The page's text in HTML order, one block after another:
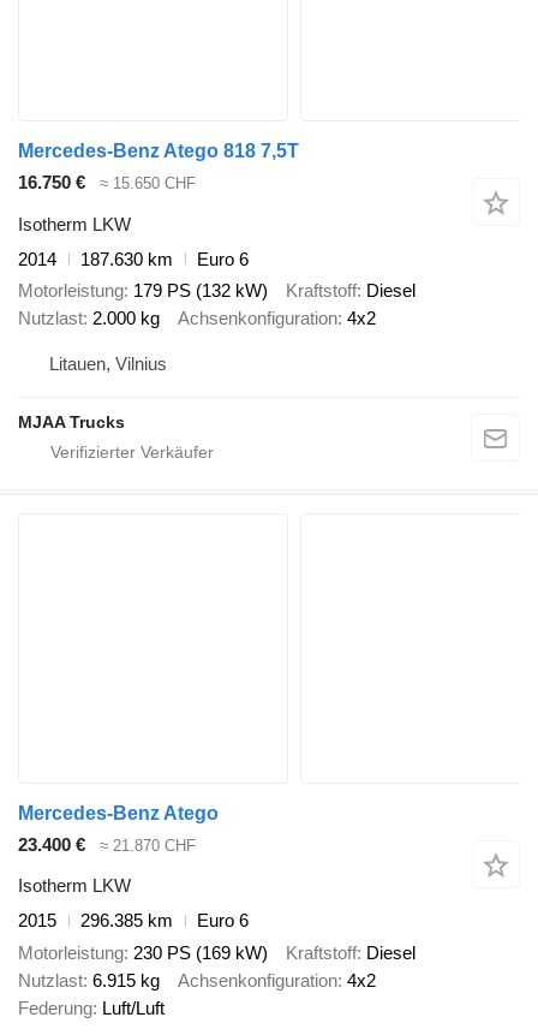
Mercedes-Benz Atego 818 7,5T
16.750 €
≈ 15.650 CHF
Isotherm LKW
2014
187.630 km
Euro 6
Motorleistung 179 PS (132 kW) Kraftstoff Diesel
Nutzlast 2.000 kg Achsenkonfiguration 4x2
Litauen, Vilnius
MJAA Trucks
Mercedes-Benz Atego
23.400 €
≈ 21.870 CHF
Isotherm LKW
2015
296.385 km
Euro 6
Motorleistung 230 PS (169 kW) Kraftstoff Diesel
Nutzlast 6.915 kg Achsenkonfiguration 4x2
Federung Luft/Luft